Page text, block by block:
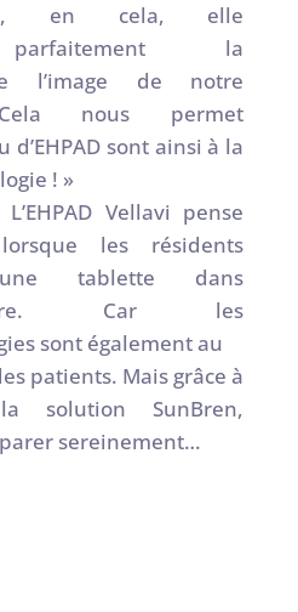
et, en cela, elle
parfaitement la
l’image de notre
Cela nous permet
d’EHPAD sont ainsi à la
! »
Vellavi pense
les résidents
tablette dans
Car les
sont également au
patients. Mais grâce à
solution SunBren,
sereinement…